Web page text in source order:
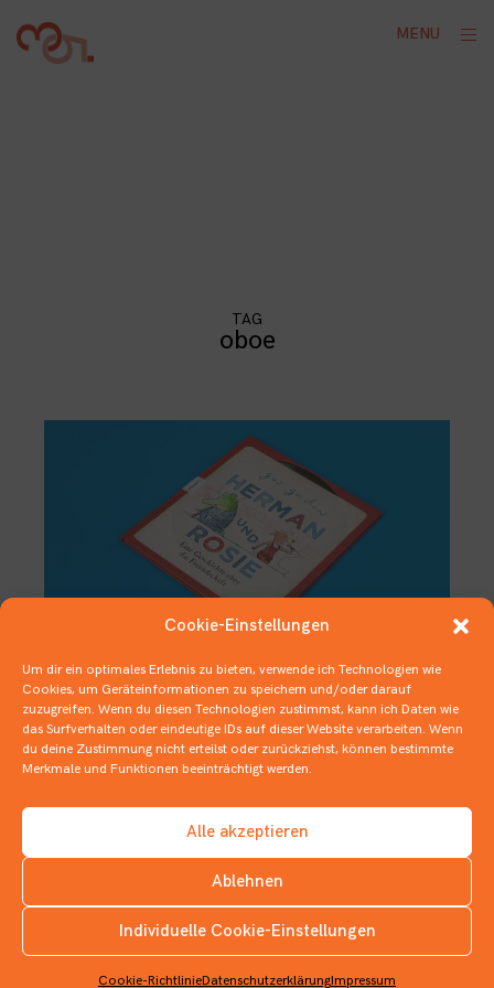
Cookie-Einstellungen
Um dir ein optimales Erlebnis zu bieten, verwende ich Technologien wie
Cookies, um Geräteinformationen zu speichern und/oder darauf
zuzugreifen. Wenn du diesen Technologien zustimmst, kann ich Daten wie
das Surfverhalten oder eindeutige IDs auf dieser Website verarbeiten. Wenn
du deine Zustimmung nicht erteilst oder zurückziehst, können bestimmte
Merkmale und Funktionen beeinträchtigt werden.
Alle akzeptieren
Ablehnen
Individuelle Cookie-Einstellungen
Cookie-RichtlinieDatenschutzerklärungImpressum
content
MENU
INSTAGRAM
TAG
oboe
Karamellbonbons, viel Musik und
Jacques Cousteau
12. DEZEMBER 2019